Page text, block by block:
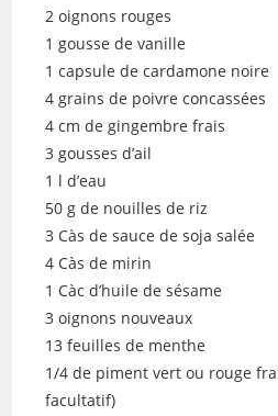
2 oignons rouges
1 gousse de vanille
1 capsule de cardamone noire
4 grains de poivre concassées
4 cm de gingembre frais
3 gousses d’ail
1 l d’eau
50 g de nouilles de riz
3 Càs de sauce de soja salée
4 Càs de mirin
1 Càc d’huile de sésame
3 oignons nouveaux
13 feuilles de menthe
1/4 de piment vert ou rouge
facultatif)